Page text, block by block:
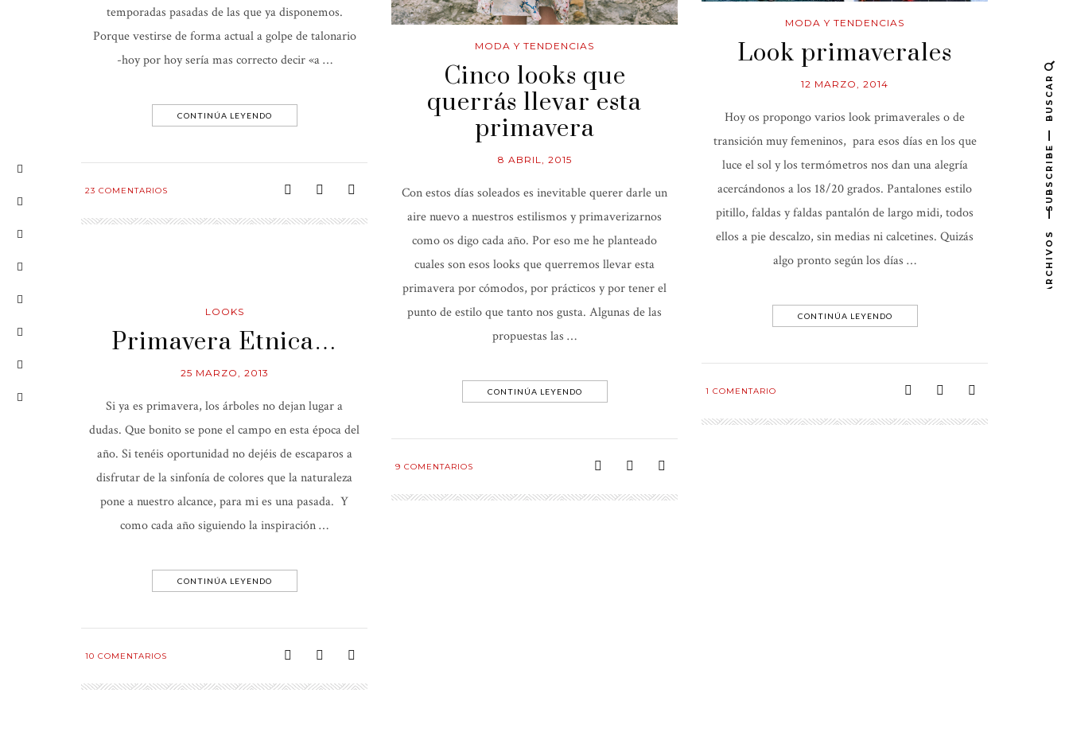
temporadas pasadas de las que ya disponemos.
Porque vestirse de forma actual a golpe de talonario
-hoy por hoy sería mas correcto decir «a …
CONTINÚA LEYENDO
23 COMENTARIOS
MODA Y TENDENCIAS
Cinco looks que
querrás llevar esta
primavera
8 ABRIL, 2015
Con estos días soleados es inevitable querer darle un
aire nuevo a nuestros estilismos y primaverizarnos
como os digo cada año. Por eso me he planteado
cuales son esos looks que querremos llevar esta
primavera por cómodos, por prácticos y por tener el
punto de estilo que tanto nos gusta. Algunas de las
propuestas las …
CONTINÚA LEYENDO
9 COMENTARIOS
MODA Y TENDENCIAS
Look primaverales
12 MARZO, 2014
Hoy os propongo varios look primaverales o de
transición muy femeninos, para esos días en los que
luce el sol y los termómetros nos dan una alegría
acercándonos a los 18/20 grados. Pantalones estilo
pitillo, faldas y faldas pantalón de largo midi, todos
ellos a pie descalzo, sin medias ni calcetines. Quizás
algo pronto según los días …
CONTINÚA LEYENDO
1 COMENTARIO
LOOKS
Primavera Etnica…
25 MARZO, 2013
Si ya es primavera, los árboles no dejan lugar a
dudas. Que bonito se pone el campo en esta época del
año. Si tenéis oportunidad no dejéis de escaparos a
disfrutar de la sinfonía de colores que la naturaleza
pone a nuestro alcance, para mi es una pasada. Y
como cada año siguiendo la inspiración …
CONTINÚA LEYENDO
10 COMENTARIOS
BUSCAR
SUBSCRIBE
ARCHIVOS